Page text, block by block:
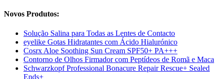
Novos Produtos:
Solução Salina para Todas as Lentes de Contacto
eyelike Gotas Hidratantes com Ácido Hialurónico
Cosrx Aloe Soothing Sun Cream SPF50+ PA+++
Contorno de Olhos Firmador com Peptídeos de Romã e Maca
Schwarzkopf Professional Bonacure Repair Rescue+ Sealed
Ends+